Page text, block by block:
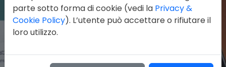
parte sotto forma di cookie (vedi la Privacy &
Cookie Policy). L’utente può accettare o rifiutare il
loro utilizzo.